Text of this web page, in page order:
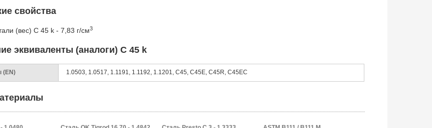
свойства
(вес) C 45 k - 7,83 г/см3
эквиваленты (аналоги) C 45 k
(EN) 1.0503, 1.0517, 1.1191, 1.1192, 1.1201, C45, C45E, C45R, C45EC